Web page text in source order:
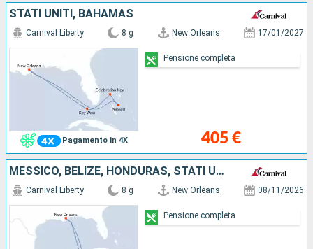
STATI UNITI, BAHAMAS
Pagamento in 4X
Carnival Liberty 8 g New Orleans 17/01/2027
405 €
Pensione completa
MESSICO, BELIZE, HONDURAS, STATI UNITI
Carnival Liberty 8 g New Orleans 08/11/2026
Pensione completa